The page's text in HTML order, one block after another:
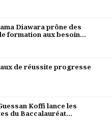
Diawara prône des
formation aux besoin...
taux de réussite progresse
Koffi lance les
du Baccalauréat...